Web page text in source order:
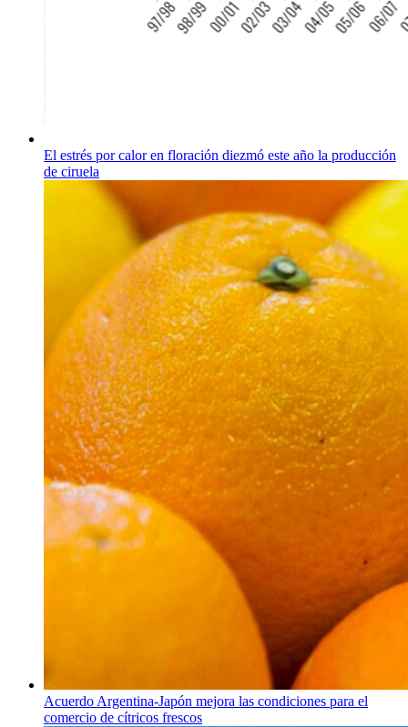
El estrés por calor en floración diezmó este año la producción
de ciruela
Acuerdo Argentina-Japón mejora las condiciones para el
comercio de cítricos frescos